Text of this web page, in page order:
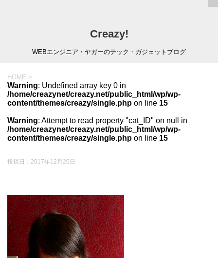
Creazy!
WEBエンジニア・ヤガーのテック・ガジェットブログ
HOME >
Warning: Undefined array key 0 in
/home/creazynet/creazy.net/public_html/wp/wp-
content/themes/creazy/single.php on line 15
Warning: Attempt to read property "cat_ID" on null in
/home/creazynet/creazy.net/public_html/wp/wp-
content/themes/creazy/single.php on line 15
投稿日： 2017年12月20日